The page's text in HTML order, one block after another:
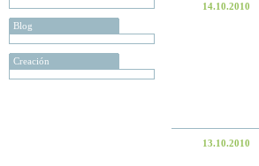
Blog
Creación
14.10.2010
13.10.2010